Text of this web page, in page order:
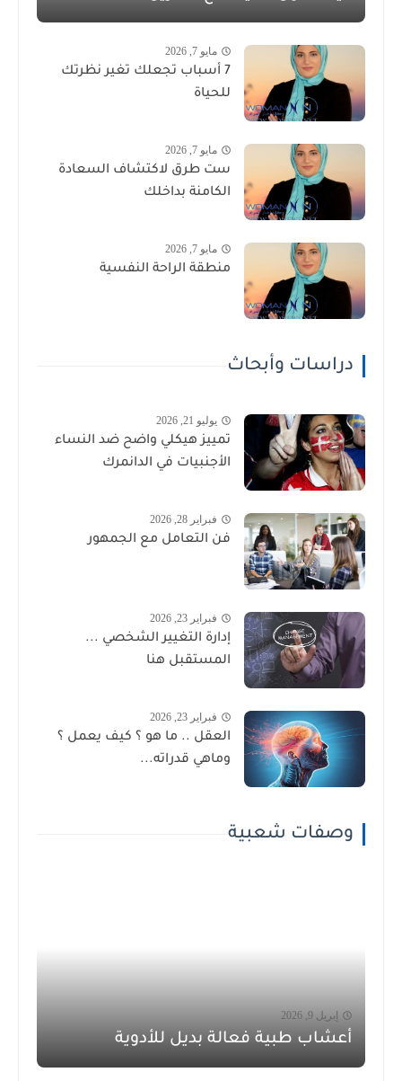
مايو 7, 2026
7 أسباب تجعلك تغير نظرتك
للحياة
مايو 7, 2026
ست طرق لاكتشاف السعادة
الكامنة بداخلك
مايو 7, 2026
منطقة الراحة النفسية
دراسات وأبحاث
يوليو 21, 2026
تمييز هيكلي واضح ضد النساء
الأجنبيات في الدانمرك
فبراير 28, 2026
فن التعامل مع الجمهور
فبراير 23, 2026
إدارة التغيير الشخصي ...
المستقبل هنا
فبراير 23, 2026
العقل .. ما هو ؟ كيف يعمل ؟
وماهي قدراته...
وصفات شعبية
إبريل 9, 2026
أعشاب طبية فعالة بديل للأدوية